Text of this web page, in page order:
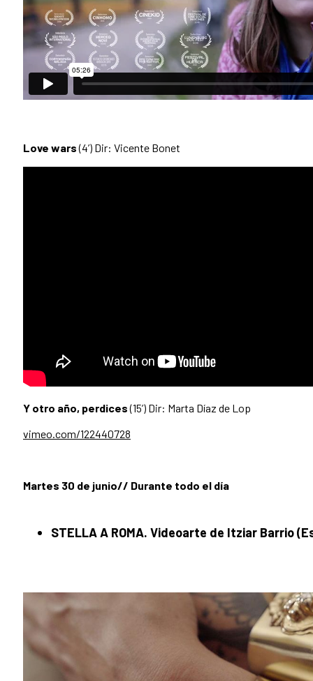
Love wars(4’) Dir: Vicente Bonet
Y otro año, perdices(15’) Dir: Marta Díaz de Lop
vimeo.com/122440728
Martes 30 de junio// Durante todo el día
STELLA A ROMA. Videoarte de Itziar Barrio